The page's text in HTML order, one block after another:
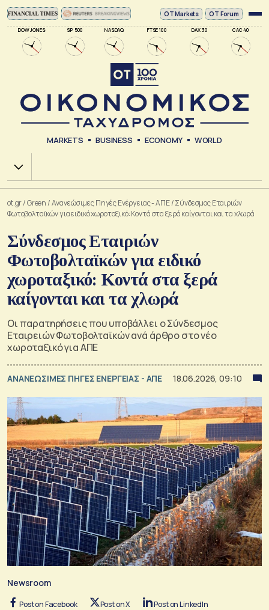
DOW JONES SP 500 NASDAQ FTSE 100 DAX 30 CAC 40
ΟΤ Markets OT Forum
MARKETS BUSINESS ECONOMY WORLD
Χ.Α.
ot.gr/Green /Ανανεώσιμες Πηγές Ενέργειας - ΑΠΕ/Σύνδεσμος Εταιριών
Φωτοβολταϊκών για ειδικό χωροταξικό: Κοντά στα ξερά καίγονται και τα χλωρά
Σύνδεσμος Εταιριών
Φωτοβολταϊκών για ειδικό
χωροταξικό: Κοντά στα ξερά
καίγονται και τα χλωρά
Οι παρατηρήσεις που υποβάλλει ο Σύνδεσμος
Εταιρειών Φωτοβολταϊκών ανά άρθρο στο νέο
χωροταξικό για ΑΠΕ
ΑΝΑΝΕΩΣΙΜΕΣ ΠΗΓΕΣ ΕΝΕΡΓΕΙΑΣ - ΑΠΕ 18.06.2026, 09:10
Newsroom
Post on Facebook Post on X Post on LinkedIn